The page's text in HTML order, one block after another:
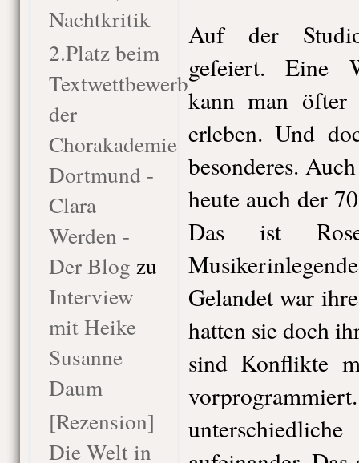
Nachtkritik
2.Platz beim
Textwettbewerb
der
Chorakademie
Dortmund -
Clara
Werden -
Der Blog zu
Interview
mit Heike
Susanne
Daum
[Rezension]
Die Welt in
Auf der
gefeiert. Eine
kann man öfter
erleben. Und
besonderes.
heute auch der
Das ist
Gelandet war
hatten sie doch
sind Konflikte